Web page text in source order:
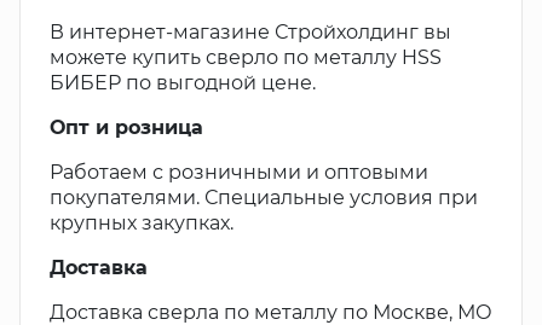
В интернет-магазине Стройхолдинг вы
можете купить сверло по металлу HSS
БИБЕР по выгодной цене.
Опт и розница
Работаем с розничными и оптовыми
покупателями. Специальные условия при
крупных закупках.
Доставка
Доставка сверла по металлу по Москве, МО